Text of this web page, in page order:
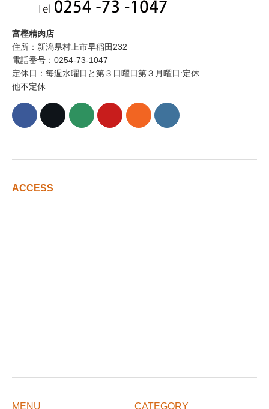
富樫精肉店
住所：新潟県村上市早稲田232
電話番号：0254-73-1047
定休日：毎週水曜日と第３日曜日第３月曜日:定休
他不定休
ACCESS
MENU CATEGORY